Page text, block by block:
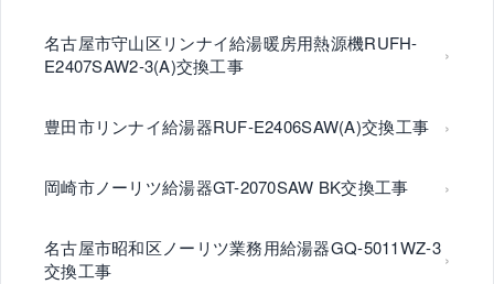
名古屋市守山区リンナイ給湯暖房用熱源機RUFH-
E2407SAW2-3(A)交換工事
豊田市リンナイ給湯器RUF-E2406SAW(A)交換工事
岡崎市ノーリツ給湯器GT-2070SAW BK交換工事
名古屋市昭和区ノーリツ業務用給湯器GQ-5011WZ-3
交換工事